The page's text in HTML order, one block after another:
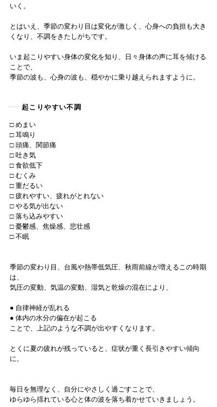
店舗を探す
いく。
とはいえ、季節の変わり目は変化が激しく、心身への負担も大き
くなり、不調をきたしがちです。
いま起こりやすい身体の変化を知り、日々身体の声に耳を傾ける
ことで、
季節の波も、心身の波も、穏やかに乗り越えられますように。
起こりやすい不調
□ めまい
□ 耳鳴り
□ 頭痛、関節痛
□ 吐き気
□ 食欲低下
□ むくみ
□ 重だるい
□ 疲れやすい、疲れがとれない
□ やる気が出ない
□ 落ち込みやすい
□ 憂鬱感、焦燥感、悲壮感
□ 不眠
季節の変わり目、台風や熱帯低気圧、秋雨前線が増えるこの時期
は、
気圧の変動、気温の変動、湿気と乾燥の混在により、
● 自律神経が乱れる
● 体内の水分の偏在が起こる
ことで、上記のような不調が出やすくなります。
とくに夏の疲れが残っていると、症状が重く長引きやすい傾向
に。
毎日を無理なく、自分にやさしく過ごすことで、
ゆらゆら揺れている心と体の波を落ち着かせていきましょう。